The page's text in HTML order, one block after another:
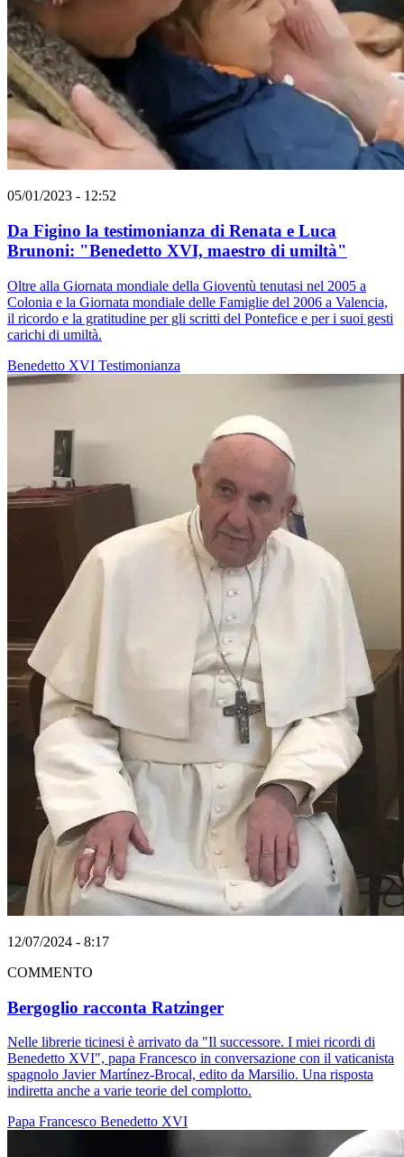
05/01/2023 - 12:52
Da Figino la testimonianza di Renata e Luca
Brunoni: "Benedetto XVI, maestro di umiltà"
Oltre alla Giornata mondiale della Gioventù tenutasi nel 2005 a
Colonia e la Giornata mondiale delle Famiglie del 2006 a Valencia,
il ricordo e la gratitudine per gli scritti del Pontefice e per i suoi gesti
carichi di umiltà.
Benedetto XVI Testimonianza
12/07/2024 - 8:17
COMMENTO
Bergoglio racconta Ratzinger
Nelle librerie ticinesi è arrivato da "Il successore. I miei ricordi di
Benedetto XVI", papa Francesco in conversazione con il vaticanista
spagnolo Javier Martínez-Brocal, edito da Marsilio. Una risposta
indiretta anche a varie teorie del complotto.
Papa Francesco Benedetto XVI